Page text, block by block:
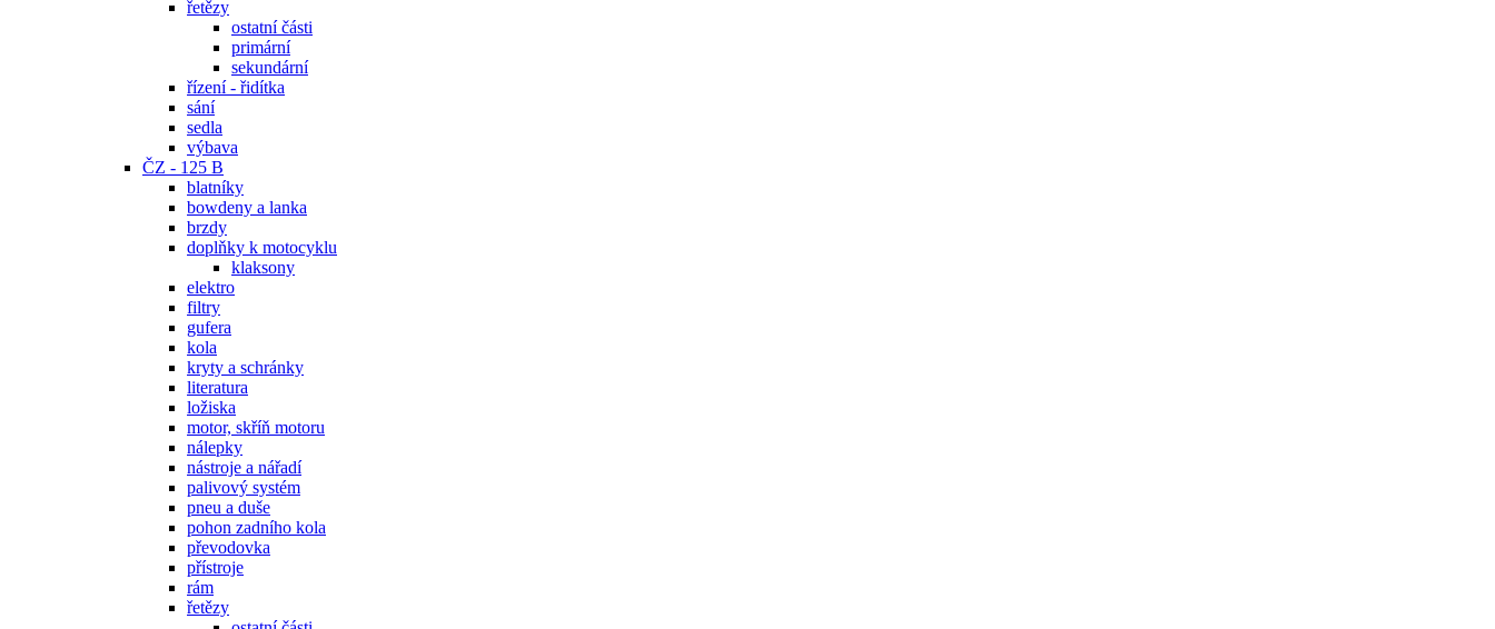
řetězy
ostatní části
primární
sekundární
řízení - řidítka
sání
sedla
výbava
ČZ - 125 B
blatníky
bowdeny a lanka
brzdy
doplňky k motocyklu
klaksony
elektro
filtry
gufera
kola
kryty a schránky
literatura
ložiska
motor, skříň motoru
nálepky
nástroje a nářadí
palivový systém
pneu a duše
pohon zadního kola
převodovka
přístroje
rám
řetězy